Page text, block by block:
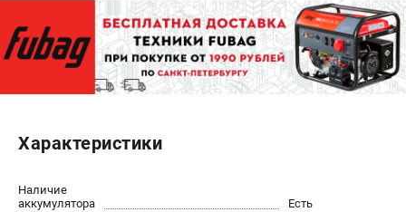
Юридическая информация
О бренде
Пользовательское соглашение
Способы оплаты
Генераторы инверторные
Характеристики
Наличие
аккумулятора
Есть